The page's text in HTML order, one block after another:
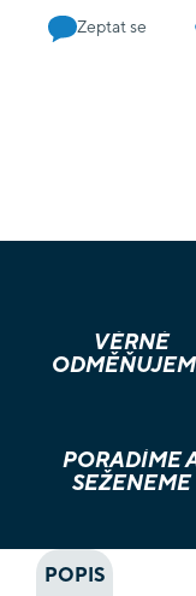
včetně pravidel pro
Pravidla pro
Zeptat se
VĚRNÉ
PORADÍME
SEŽENEME
POPIS